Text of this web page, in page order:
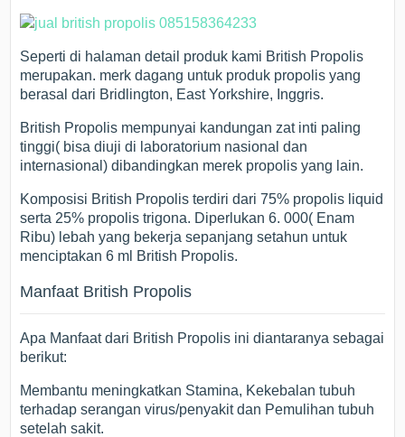
Seperti di halaman detail produk kami British Propolis
merupakan. merk dagang untuk produk propolis yang
berasal dari Bridlington, East Yorkshire, Inggris.
British Propolis mempunyai kandungan zat inti paling
tinggi( bisa diuji di laboratorium nasional dan
internasional) dibandingkan merek propolis yang lain.
Komposisi British Propolis terdiri dari 75% propolis liquid
serta 25% propolis trigona. Diperlukan 6. 000( Enam
Ribu) lebah yang bekerja sepanjang setahun untuk
menciptakan 6 ml British Propolis.
Manfaat British Propolis
Apa Manfaat dari British Propolis ini diantaranya sebagai
berikut:
Membantu meningkatkan Stamina, Kekebalan tubuh
terhadap serangan virus/penyakit dan Pemulihan tubuh
setelah sakit.